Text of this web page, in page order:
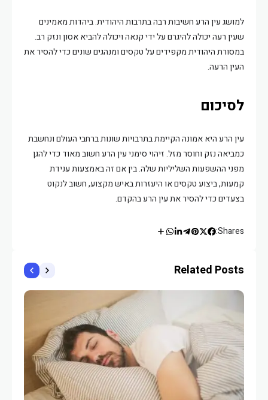
למושג עין הרע חשיבות רבה בתרבות היהודית. ביהדות מאמינים
שעין רעה יכולה להיגרם על ידי קנאה ויכולה להביא אסון ונזק רב.
במסורת היהודית מקפידים על טקסים ומנהגים שונים כדי להסיר את
העין הרעה.
לסיכום
עין הרע היא אמונה הקיימת בתרבויות שונות ברחבי העולם ונחשבת
כמביאה נזק וחוסר מזל. זיהוי סימני עין הרע חשוב מאוד כדי להגן
מפני ההשפעות השליליות שלה. בין אם זה באמצעות ענידת
קמעות, ביצוע טקסים או היעזרות באיש מקצוע, חשוב לנקוט
בצעדים כדי להסיר את עין הרע בהקדם.
Shares:
Related Posts